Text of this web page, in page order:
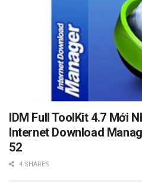
IDM Full ToolKit 4.7 Mới
Internet Download
52
4 SHARES